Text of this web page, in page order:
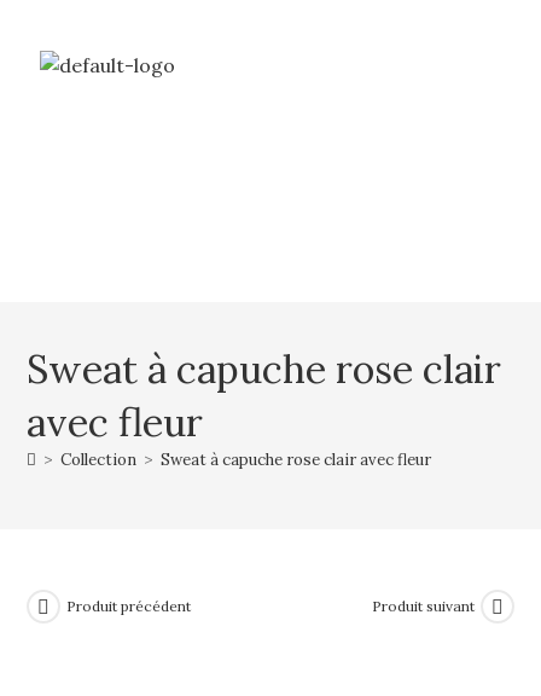
Sweat à capuche rose clair
avec fleur
> Collection > Sweat à capuche rose clair avec fleur
Produit précédent Produit suivant